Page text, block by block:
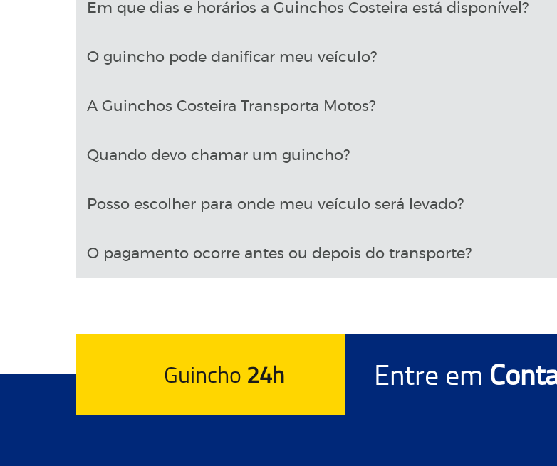
Em que dias e horários a Guinchos Costeira está disponível?
O guincho pode danificar meu veículo?
A Guinchos Costeira Transporta Motos?
Quando devo chamar um guincho?
Posso escolher para onde meu veículo será levado?
O pagamento ocorre antes ou depois do transporte?
Guincho 24h Entre em